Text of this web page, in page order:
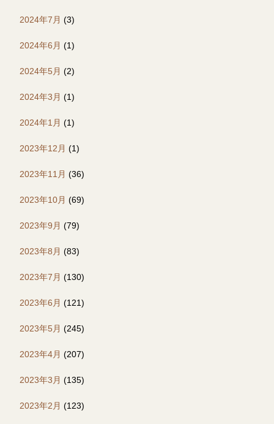
2024年7月 (3)
2024年6月 (1)
2024年5月 (2)
2024年3月 (1)
2024年1月 (1)
2023年12月 (1)
2023年11月 (36)
2023年10月 (69)
2023年9月 (79)
2023年8月 (83)
2023年7月 (130)
2023年6月 (121)
2023年5月 (245)
2023年4月 (207)
2023年3月 (135)
2023年2月 (123)